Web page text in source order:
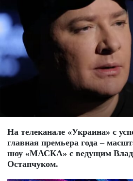
На телеканале «Украина» с
главная премьера года –
шоу «МАСКА» с ведущим
Остапчуком.